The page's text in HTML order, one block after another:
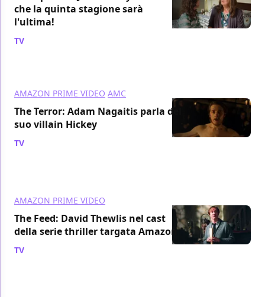
che la quinta stagione sarà
l'ultima!
TV
AMAZON PRIME VIDEO AMC
The Terror: Adam Nagaitis parla del
suo villain Hickey
TV
AMAZON PRIME VIDEO
The Feed: David Thewlis nel cast
della serie thriller targata Amazon
TV